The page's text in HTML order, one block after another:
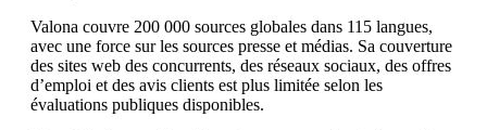
Valona couvre 200 000 sources globales dans 115 langues,
avec une force sur les sources presse et médias. Sa couverture
des sites web des concurrents, des réseaux sociaux, des offres
d’emploi et des avis clients est plus limitée selon les
évaluations publiques disponibles.